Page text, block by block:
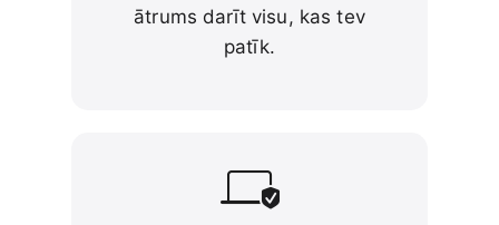
ātrums darīt visu, kas tev
patīk.